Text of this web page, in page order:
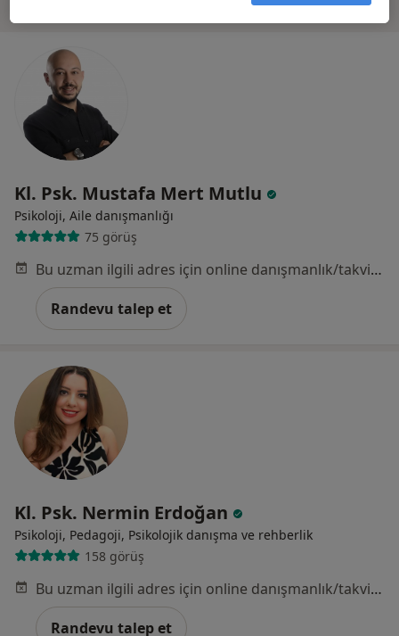
Kl. Psk. Mustafa Mert Mutlu
Psikoloji, Aile danışmanlığı
75 görüş
Bu uzman ilgili adres için online danışmanlık/takvim sunmuyor.
Randevu talep et
Kl. Psk. Nermin Erdoğan
Psikoloji, Pedagoji, Psikolojik danışma ve rehberlik
158 görüş
Bu uzman ilgili adres için online danışmanlık/takvim sunmuyor.
Randevu talep et